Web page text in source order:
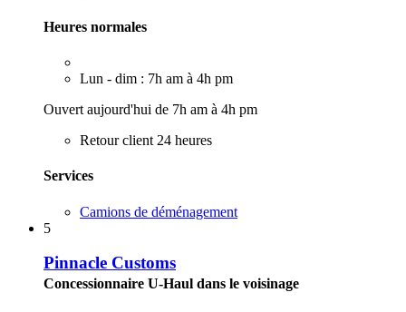
Heures normales
Lun - dim : 7h am à 4h pm
Ouvert aujourd'hui de 7h am à 4h pm
Retour client 24 heures
Services
Camions de déménagement
5
Pinnacle Customs
Concessionnaire U-Haul dans le voisinage